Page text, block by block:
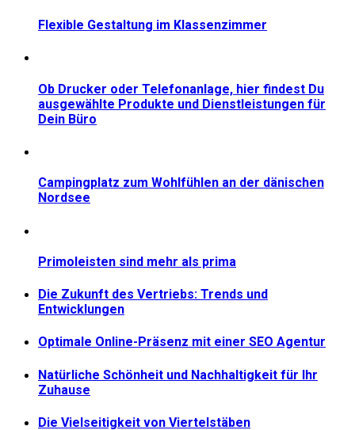
Flexible Gestaltung im Klassenzimmer
Ob Drucker oder Telefonanlage, hier findest Du
ausgewählte Produkte und Dienstleistungen für
Dein Büro
Campingplatz zum Wohlfühlen an der dänischen
Nordsee
Primoleisten sind mehr als prima
Die Zukunft des Vertriebs: Trends und
Entwicklungen
Optimale Online-Präsenz mit einer SEO Agentur
Natürliche Schönheit und Nachhaltigkeit für Ihr
Zuhause
Die Vielseitigkeit von Viertelstäben